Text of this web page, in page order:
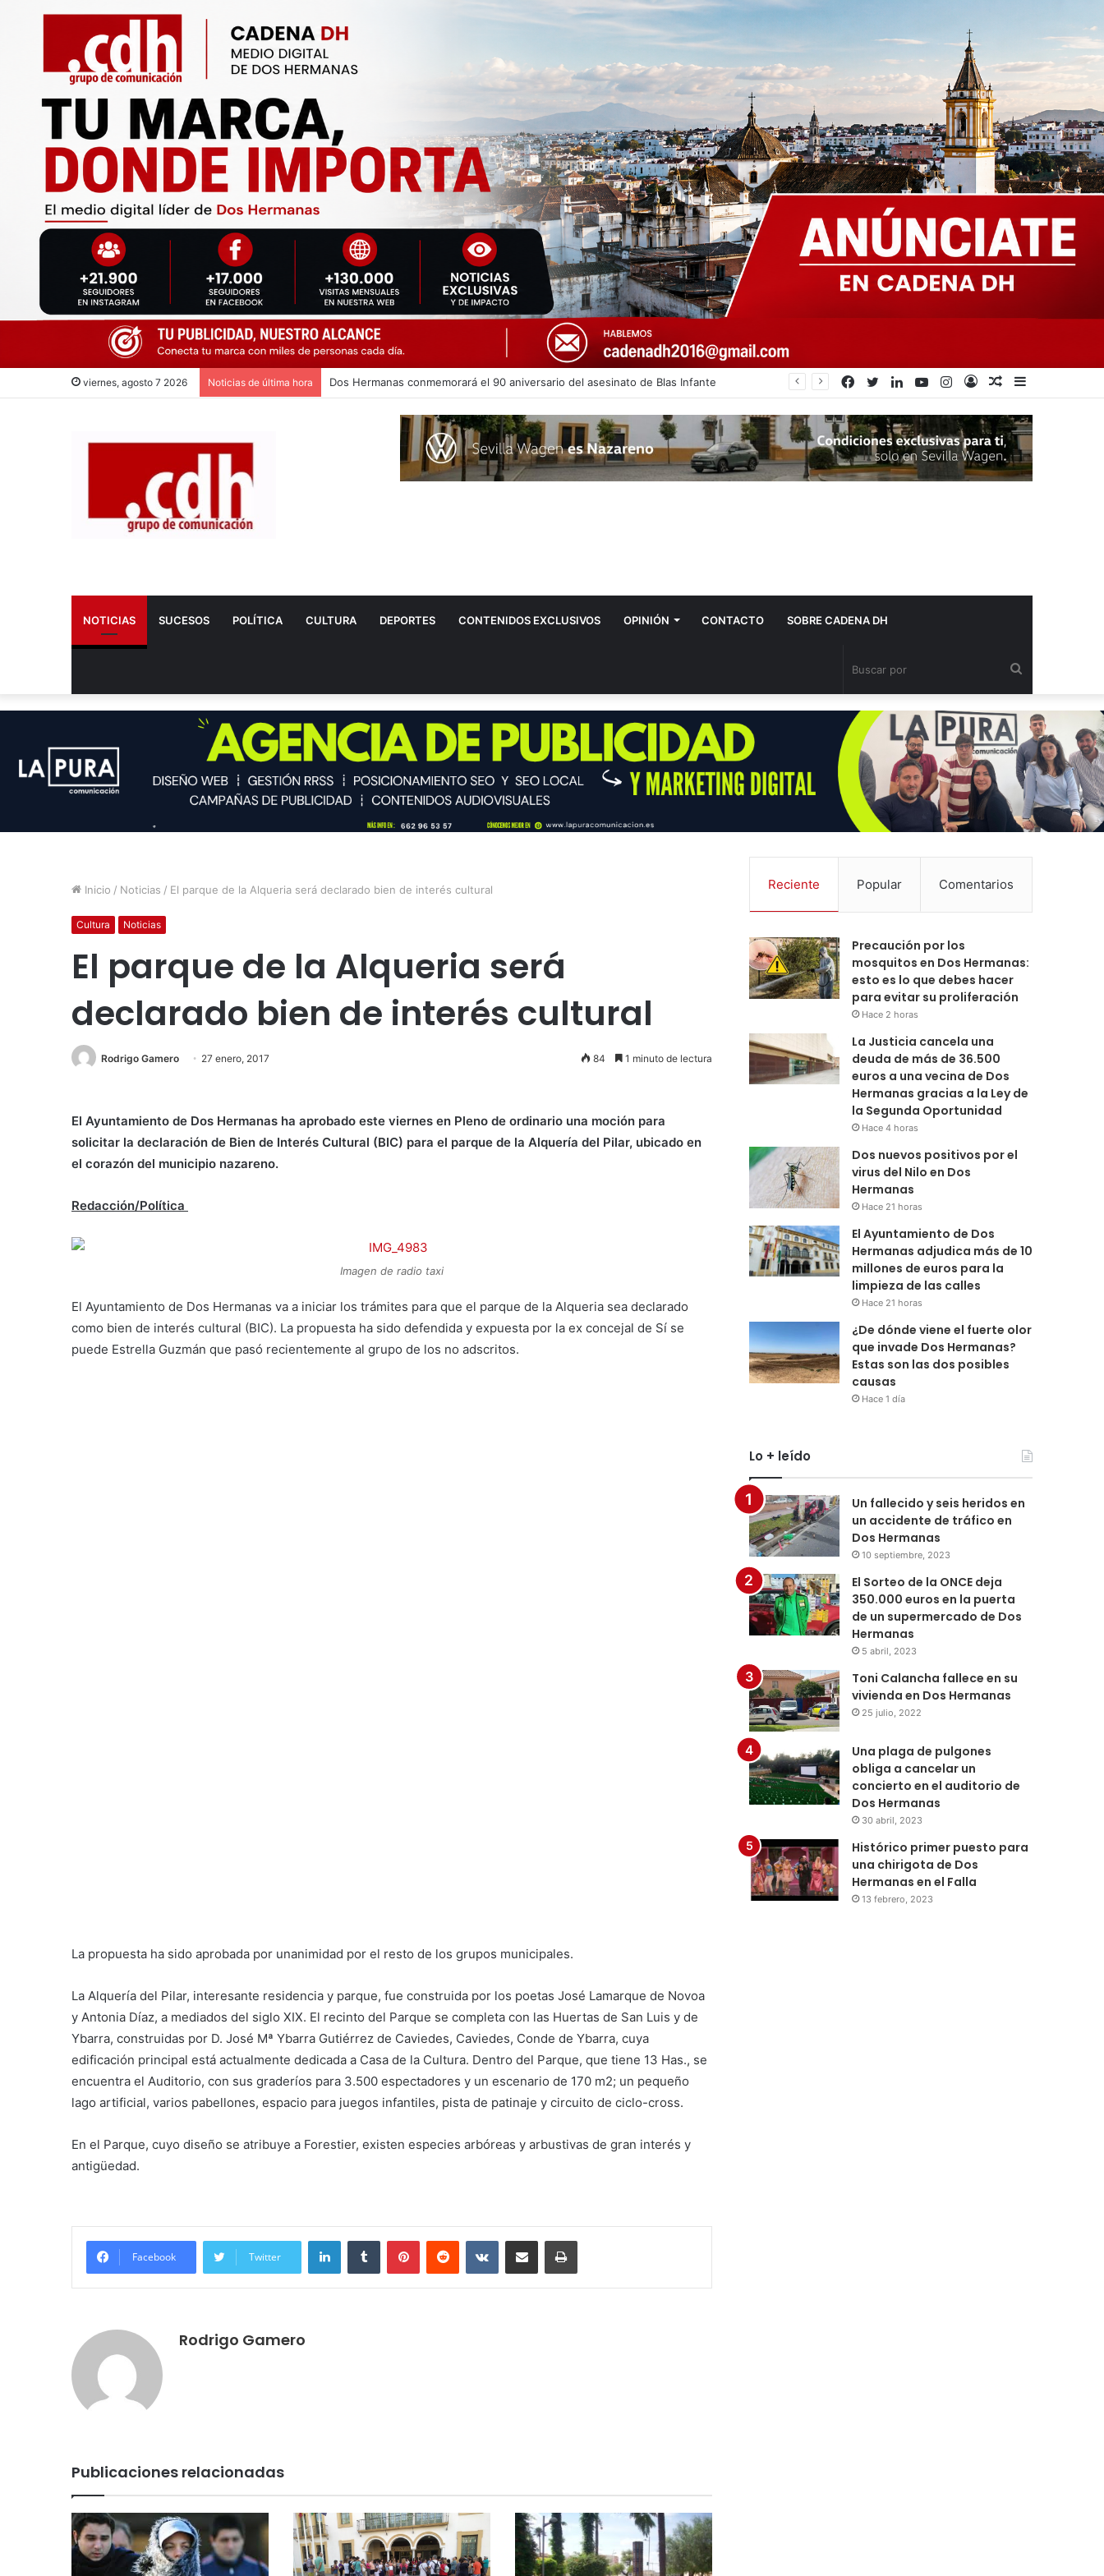
viernes, agosto 7 2026 Noticias de última hora Fallece el hombre contagiado por la fiebre del Nilo en Dos Hermanas
lateral
Publicación
al
azar
Acceso
Instagram
YouTube
LinkedIn
Twitter
Facebook
NOTICIAS SUCESOS POLÍTICA CULTURA DEPORTES CONTENIDOS EXCLUSIVOS OPINIÓN CONTACTO SOBRE CADENA DH
por
Inicio / Noticias / El parque de la Alqueria será declarado bien de interés cultural
Cultura Noticias
El parque de la Alqueria será
declarado bien de interés cultural
Rodrigo Gamero 27 enero, 2017 84 1 minuto de lectura
El Ayuntamiento de Dos Hermanas ha aprobado este viernes en Pleno de ordinario una moción para
solicitar la declaración de Bien de Interés Cultural (BIC) para el parque de la Alquería del Pilar, ubicado en
el corazón del municipio nazareno.
Redacción/Política
Imagen de radio taxi
El Ayuntamiento de Dos Hermanas va a iniciar los trámites para que el parque de la Alqueria sea declarado
como bien de interés cultural (BIC). La propuesta ha sido defendida y expuesta por la ex concejal de Sí se
puede Estrella Guzmán que pasó recientemente al grupo de los no adscritos.
La propuesta ha sido aprobada por unanimidad por el resto de los grupos municipales.
La Alquería del Pilar, interesante residencia y parque, fue construida por los poetas José Lamarque de Novoa
y Antonia Díaz, a mediados del siglo XIX. El recinto del Parque se completa con las Huertas de San Luis y de
Ybarra, construidas por D. José Mª Ybarra Gutiérrez de Caviedes, Caviedes, Conde de Ybarra, cuya
edificación principal está actualmente dedicada a Casa de la Cultura. Dentro del Parque, que tiene 13 Has., se
encuentra el Auditorio, con sus graderíos para 3.500 espectadores y un escenario de 170 m2; un pequeño
lago artificial, varios pabellones, espacio para juegos infantiles, pista de patinaje y circuito de ciclo-cross.
En el Parque, cuyo diseño se atribuye a Forestier, existen especies arbóreas y arbustivas de gran interés y
antigüedad.
Facebook Twitter
Rodrigo Gamero
Publicaciones relacionadas
Reciente Popular Comentarios
Precaución por los
mosquitos en Dos Hermanas:
esto es lo que debes hacer
para evitar su proliferación
Hace 2 horas
La Justicia cancela una
deuda de más de 36.500
euros a una vecina de Dos
Hermanas gracias a la Ley de
la Segunda Oportunidad
Hace 4 horas
Dos nuevos positivos por el
virus del Nilo en Dos
Hermanas
Hace 21 horas
El Ayuntamiento de Dos
Hermanas adjudica más de 10
millones de euros para la
limpieza de las calles
Hace 21 horas
¿De dónde viene el fuerte olor
que invade Dos Hermanas?
Estas son las dos posibles
causas
Hace 1 día
Lo + leído
Un fallecido y seis heridos en
un accidente de tráfico en
Dos Hermanas
10 septiembre, 2023
El Sorteo de la ONCE deja
350.000 euros en la puerta
de un supermercado de Dos
Hermanas
5 abril, 2023
Toni Calancha fallece en su
vivienda en Dos Hermanas
25 julio, 2022
Una plaga de pulgones
obliga a cancelar un
concierto en el auditorio de
Dos Hermanas
30 abril, 2023
Histórico primer puesto para
una chirigota de Dos
Hermanas en el Falla
13 febrero, 2023